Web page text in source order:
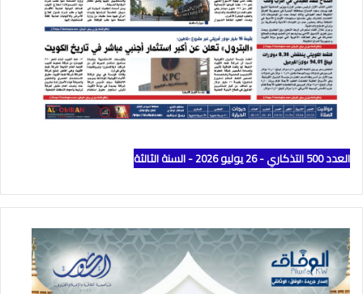
العدد 500 التذكاري - 26 يوليو 2026 - السنة الثالثة